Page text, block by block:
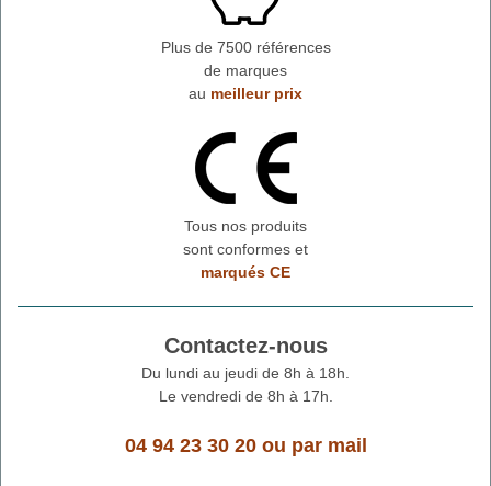
Plus de 7500 références
de marques
au meilleur prix
Tous nos produits
sont conformes et
marqués CE
Contactez-nous
Du lundi au jeudi de 8h à 18h.
Le vendredi de 8h à 17h.
04 94 23 30 20ou par mail